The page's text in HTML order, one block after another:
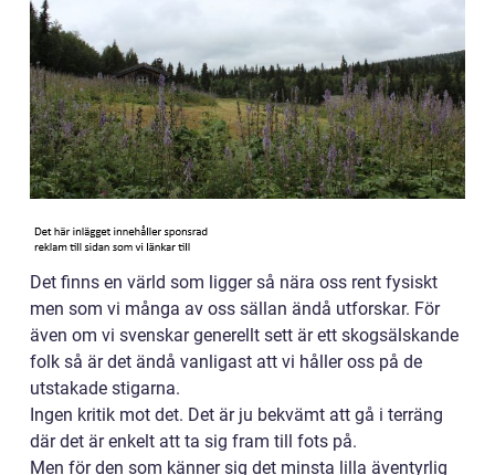
Det finns en värld som ligger så nära oss rent fysiskt
men som vi många av oss sällan ändå utforskar. För
även om vi svenskar generellt sett är ett skogsälskande
folk så är det ändå vanligast att vi håller oss på de
utstakade stigarna.
Ingen kritik mot det. Det är ju bekvämt att gå i terräng
där det är enkelt att ta sig fram till fots på.
Men för den som känner sig det minsta lilla äventyrlig